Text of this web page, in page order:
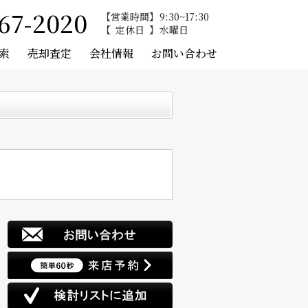
2020 営業時間
9:30~17:30
定休日
水曜日
売却査定 会社情報 お問い合わせ